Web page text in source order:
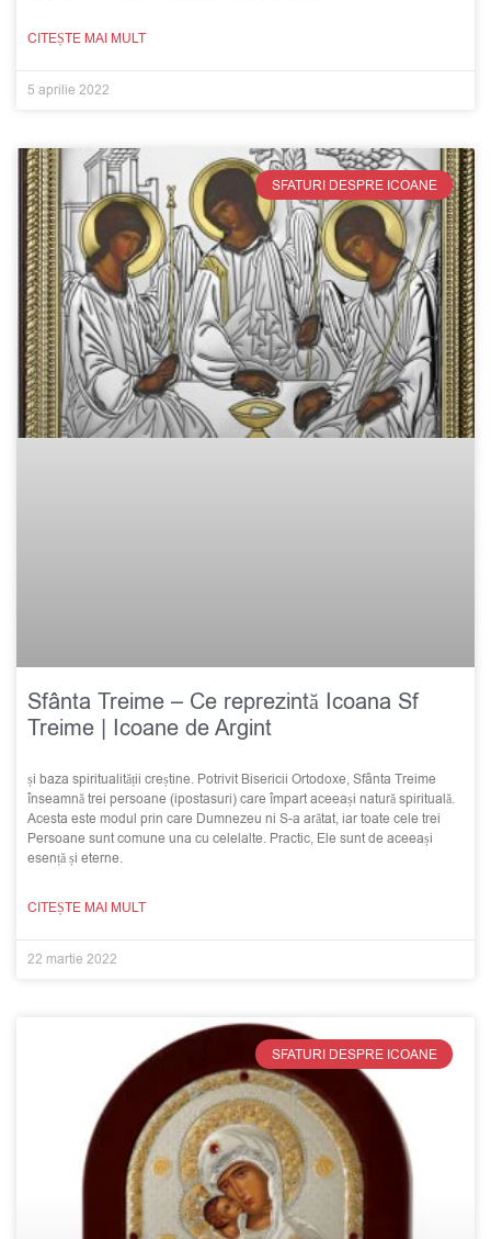
CITEȘTE MAI MULT
5 aprilie 2022
SFATURI DESPRE ICOANE
Sfânta Treime – Ce reprezintă Icoana Sf
Treime | Icoane de Argint
și baza spiritualității creștine. Potrivit Bisericii Ortodoxe, Sfânta Treime
înseamnă trei persoane (ipostasuri) care împart aceeași natură spirituală.
Acesta este modul prin care Dumnezeu ni S-a arătat, iar toate cele trei
Persoane sunt comune una cu celelalte. Practic, Ele sunt de aceeași
esență și eterne.
CITEȘTE MAI MULT
22 martie 2022
SFATURI DESPRE ICOANE